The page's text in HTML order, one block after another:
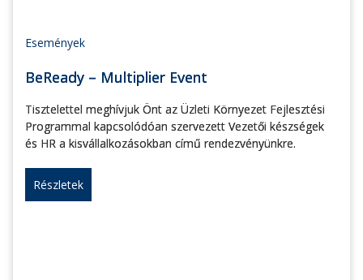
Események
BeReady – Multiplier Event
Tisztelettel meghívjuk Önt az Üzleti Környezet Fejlesztési
Programmal kapcsolódóan szervezett Vezetői készségek
és HR a kisvállalkozásokban című rendezvényünkre.
Részletek